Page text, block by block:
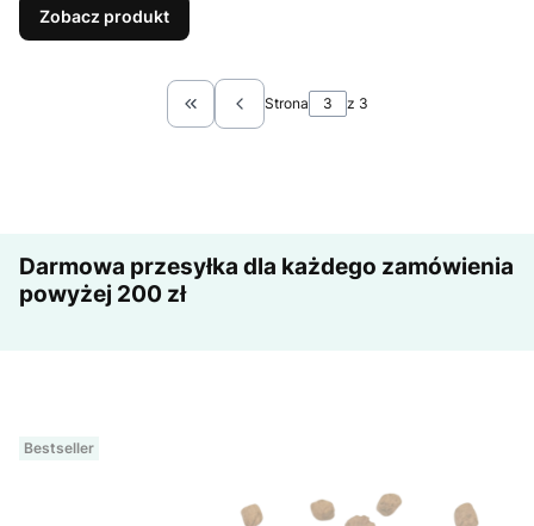
Zobacz produkt
Wróć do pierwszej strony z produktami
Strona z 3
Darmowa przesyłka dla każdego zamówienia
powyżej 200 zł
Bestseller